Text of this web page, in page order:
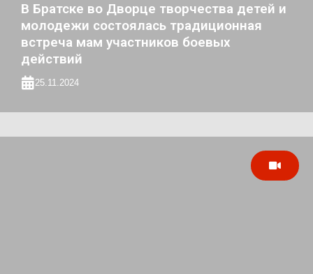
В Братске во Дворце творчества детей и
молодежи состоялась традиционная
встреча мам участников боевых
действий
25.11.2024